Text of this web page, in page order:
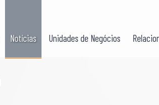
Notícias Unidades de Negócios